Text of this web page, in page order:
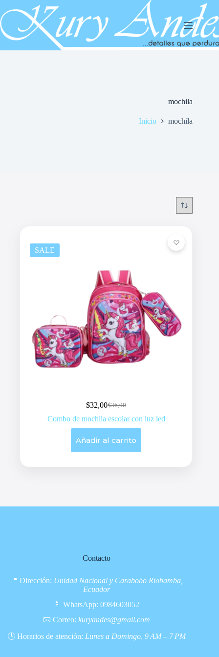
al
contenido
mochila
Inicio mochila
SALE
$36,00
Original
price
was:
$32,00Current
price
is:
Combo de mochila escolar con luz led
Añadir al carrito
Contacto
📍 Dirección: Unidad Nacional y Carabobo Riobamba,
Ecuador
📱 WhatsApp:0984603052
📧 Correo: kuryandes@gmail.com
🕓 Horarios de atención: Lunes a Domingo, 9 AM – 7 PM